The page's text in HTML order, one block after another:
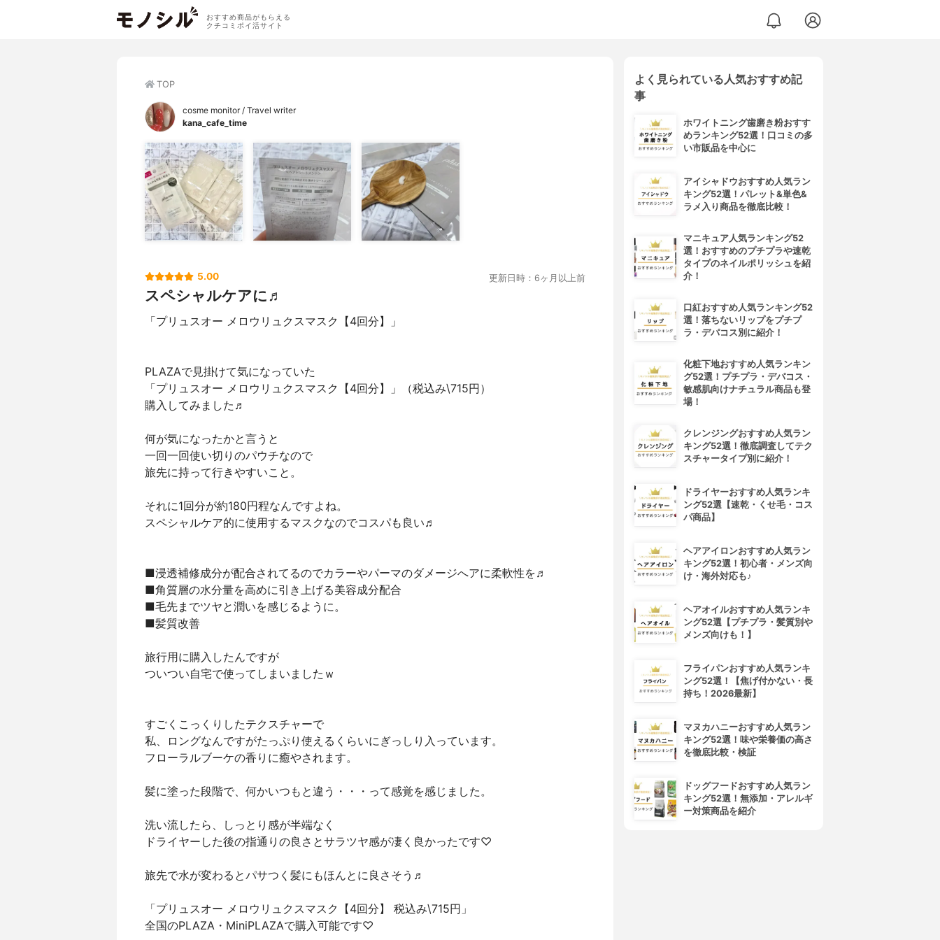
おすすめ商品がもらえる
クチコミポイ活サイト
TOP
cosme monitor / Travel writer
kana_cafe_time
5.00 更新日時：6ヶ月以上前
スペシャルケアに♬
「プリュスオー メロウリュクスマスク【4回分】」
PLAZAで見掛けて気になっていた
「プリュスオー メロウリュクスマスク【4回分】」（税込み\715円）
購入してみました♬
何が気になったかと言うと
一回一回使い切りのパウチなので
旅先に持って行きやすいこと。
それに1回分が約180円程なんですよね。
スペシャルケア的に使用するマスクなのでコスパも良い♬
■浸透補修成分が配合されてるのでカラーやパーマのダメージへアに柔軟性を♬
■角質層の水分量を高めに引き上げる美容成分配合
■毛先までツヤと潤いを感じるように。
■髪質改善
旅行用に購入したんですが
ついつい自宅で使ってしまいましたｗ
すごくこっくりしたテクスチャーで
私、ロングなんですがたっぷり使えるくらいにぎっしり入っています。
フローラルブーケの香りに癒やされます。
髪に塗った段階で、何かいつもと違う・・・って感覚を感じました。
洗い流したら、しっとり感が半端なく
ドライヤーした後の指通りの良さとサラツヤ感が凄く良かったです♡
旅先で水が変わるとパサつく髪にもほんとに良さそう♬
「プリュスオー メロウリュクスマスク【4回分】 税込み\715円」
全国のPLAZA・MiniPLAZAで購入可能です♡
よく見られている人気おすすめ記
事
ホワイトニング歯磨き粉おすす
めランキング52選！口コミの多
い市販品を中心に
アイシャドウおすすめ人気ラン
キング52選！パレット&単色&
ラメ入り商品を徹底比較！
マニキュア人気ランキング52
選！おすすめのプチプラや速乾
タイプのネイルポリッシュを紹
介！
口紅おすすめ人気ランキング52
選！落ちないリップをプチプ
ラ・デパコス別に紹介！
化粧下地おすすめ人気ランキン
グ52選！プチプラ・デパコス・
敏感肌向けナチュラル商品も登
場！
クレンジングおすすめ人気ラン
キング52選！徹底調査してテク
スチャータイプ別に紹介！
ドライヤーおすすめ人気ランキ
ング52選【速乾・くせ毛・コス
パ商品】
ヘアアイロンおすすめ人気ラン
キング52選！初心者・メンズ向
け・海外対応も♪
ヘアオイルおすすめ人気ランキ
ング52選【プチプラ・髪質別や
メンズ向けも！】
フライパンおすすめ人気ランキ
ング52選！【焦げ付かない・長
持ち！2026最新】
マヌカハニーおすすめ人気ラン
キング52選！味や栄養価の高さ
を徹底比較・検証
ドッグフードおすすめ人気ラン
キング52選！無添加・アレルギ
ー対策商品を紹介